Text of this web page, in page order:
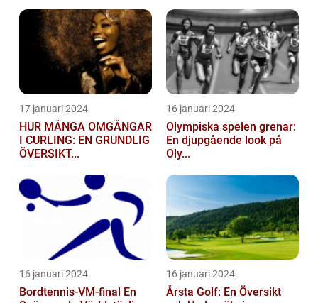
17 januari 2024
HUR MÅNGA OMGÅNGAR
I CURLING: EN GRUNDLIG
ÖVERSIKT...
16 januari 2024
Olympiska spelen grenar:
En djupgående look på
Oly...
16 januari 2024
Bordtennis-VM-final En
16 januari 2024
Årsta Golf: En Översikt